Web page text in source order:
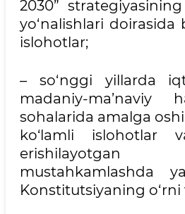
2030”
yo‘nalishlari
islohotlar;
– so‘nggi yillarda
madaniy-ma’naviy
sohalarida amalga
ko‘lamli islohotlar
erishilayotgan
mustahkamlashda
Konstitutsiyaning o‘rni